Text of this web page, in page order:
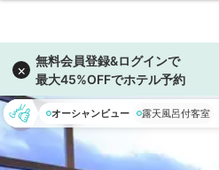
オーシャンビュー 露天風呂付客室